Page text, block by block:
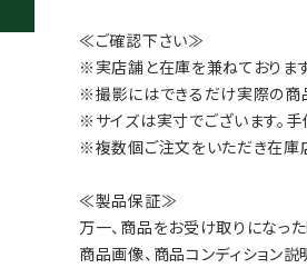
≪ご確認下さい≫
※実店舗と在庫を兼ねておりま
※撮影にはできるだけ実際の商
※サイズは実寸でございます。
※複数個ご注文をいただき在庫
≪製品保証≫
万一、商品をお受け取りになっ
商品画像、商品コンディション